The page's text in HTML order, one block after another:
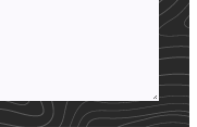
incurvé,
se distinguent.